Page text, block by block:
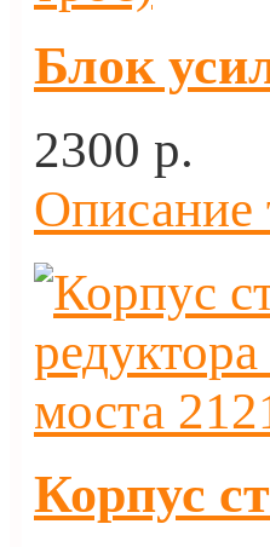
Блок
2300 p.
Описание
Корпус